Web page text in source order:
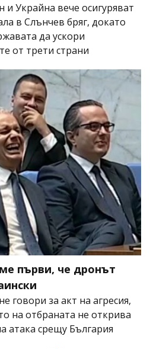
и Украйна вече осигуряват
в Слънчев бряг, докато
да ускори
от трети страни
първи, че дронът
говори за акт на агресия,
на отбраната не открива
атака срещу България